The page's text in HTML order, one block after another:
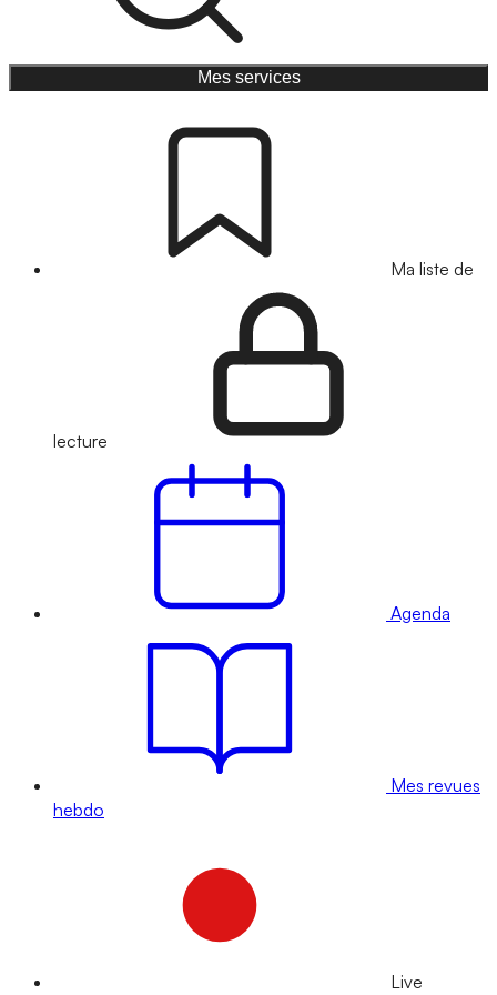
Mes services
Ma liste de
lecture
Agenda
Mes revues
hebdo
Live